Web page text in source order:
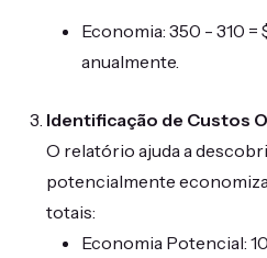
Economia: 350 - 310
anualmente.
Identificação de Custos
O relatório ajuda a
potencialmente
totais:
Economia Potencial: